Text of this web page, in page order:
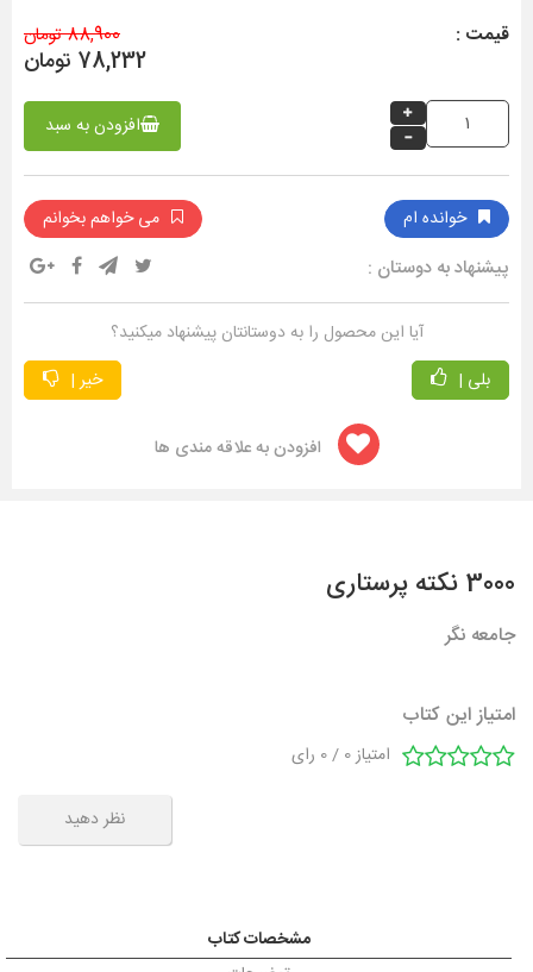
قیمت : 88,900 تومان
78,232 تومان
افزودن به سبد
خوانده ام می خواهم بخوانم
پیشنهاد به دوستان :
آیا این محصول را به دوستانتان پیشنهاد میکنید؟
بلی |
خیر |
افزودن به علاقه مندی ها
3000 نکته پرستاری
جامعه نگر
امتیاز این کتاب
امتیاز0
/
0 رای
نظر دهید
مشخصات کتاب